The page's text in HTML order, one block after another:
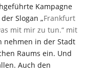
Kampagne
Slogan „Frankfurt
mit mir zu tun.“ mit
nehmen in der Stadt
Raums ein. Und
Auch den